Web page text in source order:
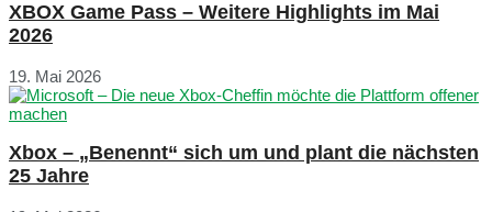
XBOX Game Pass – Weitere Highlights im Mai
2026
19. Mai 2026
Xbox – „Benennt“ sich um und plant die nächsten
25 Jahre